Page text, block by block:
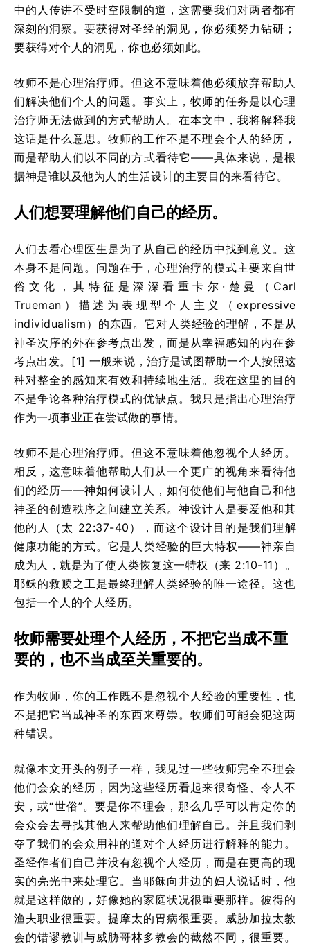
中的人传讲不受时空限制的道，这需要我们对两者都有
深刻的洞察。要获得对圣经的洞见，你必须努力钻研；
要获得对个人的洞见，你也必须如此。
牧师不是心理治疗师。但这不意味着他必须放弃帮助人
们解决他们个人的问题。事实上，牧师的任务是以心理
治疗师无法做到的方式帮助人。在本文中，我将解释我
这话是什么意思。牧师的工作不是不理会个人的经历，
而是帮助人们以不同的方式看待它——具体来说，是根
据神是谁以及他为人的生活设计的主要目的来看待它。
人们想要理解他们自己的经历。
人们去看心理医生是为了从自己的经历中找到意义。这
本身不是问题。问题在于，心理治疗的模式主要来自世
俗文化，其特征是深深看重卡尔·楚曼（Carl
Trueman）描述为表现型个人主义（expressive
individualism）的东西。它对人类经验的理解，不是从
神圣次序的外在参考点出发，而是从幸福感知的内在参
考点出发。[1] 一般来说，治疗是试图帮助一个人按照这
种对整全的感知来有效和持续地生活。我在这里的目的
不是争论各种治疗模式的优缺点。我只是指出心理治疗
作为一项事业正在尝试做的事情。
牧师不是心理治疗师。但这不意味着他忽视个人经历。
相反，这意味着他帮助人们从一个更广的视角来看待他
们的经历——神如何设计人，如何使他们与他自己和他
神圣的创造秩序之间建立关系。神设计人是要爱他和其
他的人（太 22:37-40），而这个设计目的是我们理解
健康功能的方式。它是人类经验的巨大特权——神亲自
成为人，就是为了使人类恢复这一特权（来 2:10-11）。
耶稣的救赎之工是最终理解人类经验的唯一途径。这也
包括一个人的个人经历。
牧师需要处理个人经历，不把它当成不重
要的，也不当成至关重要的。
作为牧师，你的工作既不是忽视个人经验的重要性，也
不是把它当成神圣的东西来尊崇。牧师们可能会犯这两
种错误。
就像本文开头的例子一样，我见过一些牧师完全不理会
他们会众的经历，因为这些经历看起来很奇怪、令人不
安，或“世俗”。要是你不理会，那么几乎可以肯定你的
会众会去寻找其他人来帮助他们理解自己。并且我们剥
夺了我们的会众用神的道对个人经历进行解释的能力。
圣经作者们自己并没有忽视个人经历，而是在更高的现
实的亮光中来处理它。当耶稣向井边的妇人说话时，他
就是这样做的，好像她的家庭状况很重要那样。彼得的
渔夫职业很重要。提摩太的胃病很重要。威胁加拉太教
会的错谬教训与威胁哥林多教会的截然不同，很重要。